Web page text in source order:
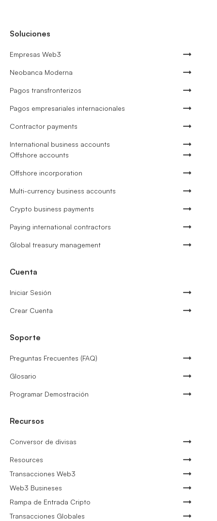
Soluciones
Empresas Web3
Neobanca Moderna
Pagos transfronterizos
Pagos empresariales internacionales
Contractor payments
International business accounts
Offshore accounts
Offshore incorporation
Multi-currency business accounts
Crypto business payments
Paying international contractors
Global treasury management
Cuenta
Iniciar Sesión
Crear Cuenta
Soporte
Preguntas Frecuentes (FAQ)
Glosario
Programar Demostración
Recursos
Conversor de divisas
Resources
Transacciones Web3
Web3 Busineses
Rampa de Entrada Cripto
Transacciones Globales